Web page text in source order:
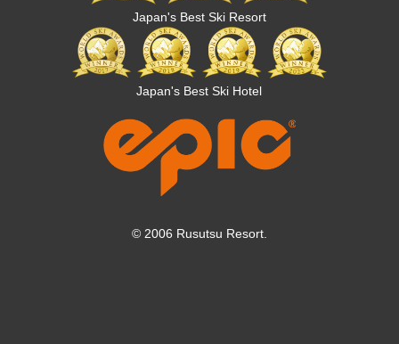
Japan's Best Ski Resort
Japan's Best Ski Hotel
© 2006 Rusutsu Resort.